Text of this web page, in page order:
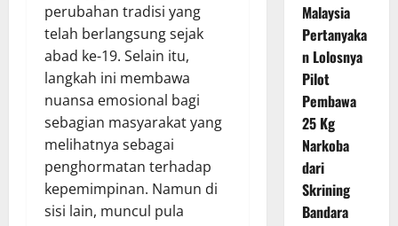
perubahan tradisi yang
telah berlangsung sejak
abad ke-19. Selain itu,
langkah ini membawa
nuansa emosional bagi
sebagian masyarakat yang
melihatnya sebagai
penghormatan terhadap
kepemimpinan. Namun di
sisi lain, muncul pula
Malaysia
Pertanyaka
n Lolosnya
Pilot
Pembawa
25 Kg
Narkoba
dari
Skrining
Bandara